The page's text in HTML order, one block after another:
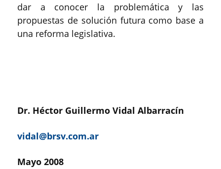
dar a conocer la problemática y las
propuestas de solución futura como base a
una reforma legislativa.
Dr. Héctor Guillermo Vidal Albarracín
vidal@brsv.com.ar
Mayo 2008